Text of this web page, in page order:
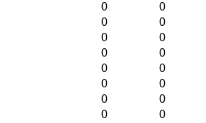
0
0
0
0
0
0
0
0
0
0
0
0
0
0
0
0